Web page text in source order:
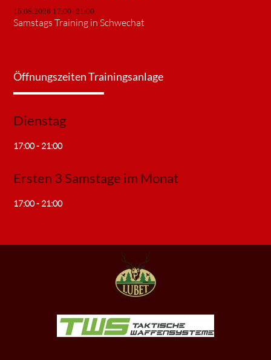
15.08.2026 17:00–21:00
Samstags Training in Schwechat
Öffnungszeiten Trainingsanlage
Dienstag
17:00 - 21:00
Ersten 3 Samstage im Monat
17:00 - 21:00